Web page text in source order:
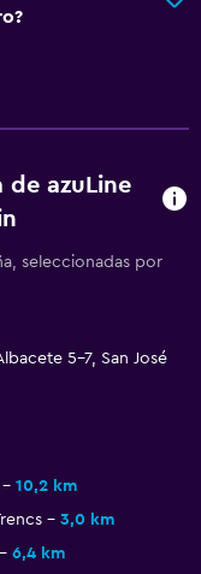
de azuLine
seleccionadas por
5-7, San José
10,2 km
3,0 km
6,4 km